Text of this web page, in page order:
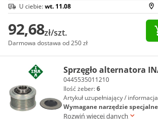
U ciebie:wt. 11.08
92,68zł/szt.
Darmowa dostawa od 250 zł
Sprzęgło alternatora
0445535011210
Ilość żeber:6
Artykuł uzupełniający /
Wymagane narzędzie
Rozwiń więcej danych